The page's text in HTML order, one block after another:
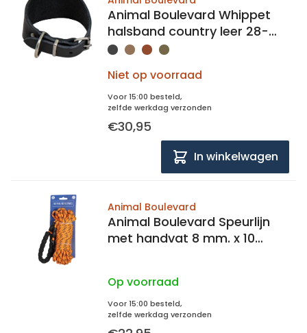
Animal Boulevard Whippet
halsband country leer 28-
33cm lang
Niet op voorraad
Voor 15:00 besteld,
zelfde werkdag verzonden
€30,95
In winkelwagen
Animal Boulevard
Animal Boulevard Speurlijn
met handvat 8 mm. x 10
Op voorraad
Voor 15:00 besteld,
zelfde werkdag verzonden